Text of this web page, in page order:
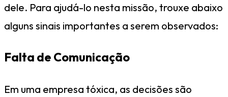
dele. Para ajudá-lo nesta missão, trouxe abaixo
alguns sinais importantes a serem observados:
Falta de Comunicação
Em uma empresa tóxica, as decisões são